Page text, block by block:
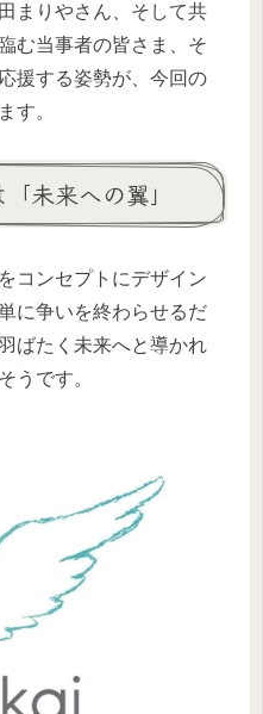
まりやさん、そして共
む当事者の皆さま、そ
援する姿勢が、今回の
す。
未来への翼」
コンセプトにデザイン
に争いを終わらせるだ
ばたく未来へと導かれ
うです。